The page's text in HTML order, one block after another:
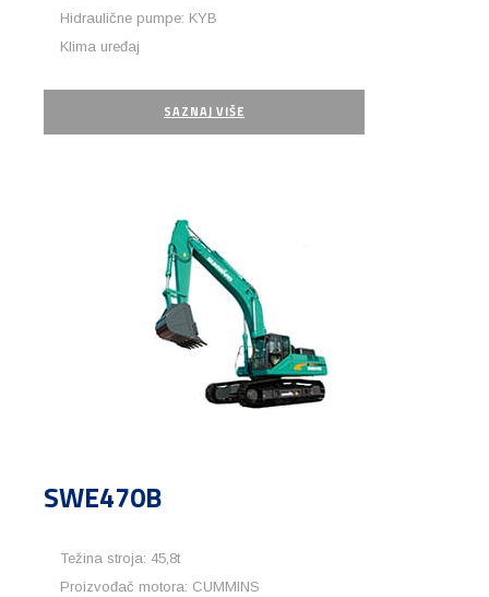
Hidraulične pumpe: KYB
Klima uređaj
SAZNAJ VIŠE
SWE470B
Težina stroja: 45,8t
Proizvođač motora: CUMMINS